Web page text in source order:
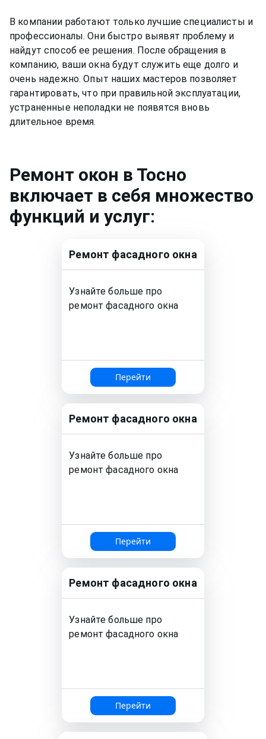
В компании работают только лучшие специалисты и
профессионалы. Они быстро выявят проблему и
найдут способ ее решения. После обращения в
компанию, ваши окна будут служить еще долго и
очень надежно. Опыт наших мастеров позволяет
гарантировать, что при правильной эксплуатации,
устраненные неполадки не появятся вновь
длительное время.
Ремонт окон в Тосно
включает в себя множество
функций и услуг:
Ремонт фасадного окна
Узнайте больше про
ремонтфасадного окна
Перейти
Ремонт фасадного окна
Узнайте больше про
ремонтфасадного окна
Перейти
Ремонт фасадного окна
Узнайте больше про
ремонтфасадного окна
Перейти